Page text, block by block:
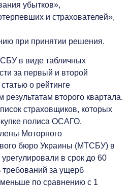
убытков»,
и страхователей»,
при принятии решения.
в виде табличных
за первый и второй
о рейтинге
второго квартала.
страховщиков, которых
полиса ОСАГО.
Моторного
бюро Украины (МТСБУ) в
в срок до 60
за ущерб
по сравнению с 1